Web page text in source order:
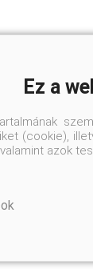
Ez a
(cookie),
valamint azok